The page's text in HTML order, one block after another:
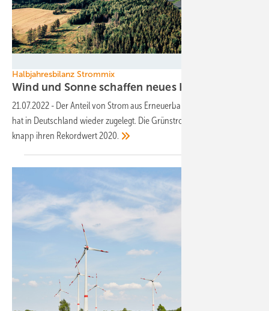
Halbjahresbilanz Strommix
Wind und Sonne schaffen neues Hoch im
21.07.2022 - Der Anteil von Strom aus Erneuerbare-Energien-Quellen
hat in Deutschland wieder zugelegt. Die Grünstrommenge verpasste
knapp ihren Rekordwert 2020.